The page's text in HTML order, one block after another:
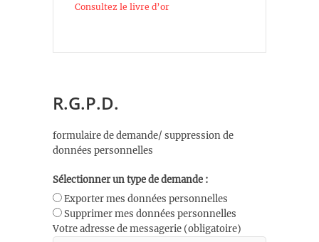
Consultez le livre d’or
R.G.P.D.
formulaire de demande/ suppression de
données personnelles
Sélectionner un type de demande :
Exporter mes données personnelles
Supprimer mes données personnelles
Votre adresse de messagerie (obligatoire)